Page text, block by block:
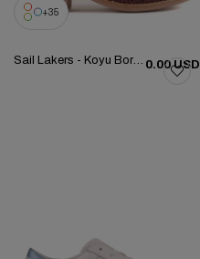
35
Sail Lakers - Koyu Bordo Renk Deri Fermuarsız Kadın Yaz Botu 0.00 USD